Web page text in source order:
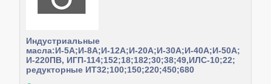
Индустриальные
масла:И-5А;И-8А;И-12А;И-20А;И-30А;И-40А;И-50А;
И-220ПВ, ИГП-114;152;18;182;30;38;49,ИЛС-10;22;
редукторные ИТ32;100;150;220;450;680